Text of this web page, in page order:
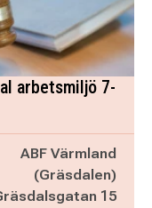
arbetsmiljö 7-
ABF Värmland
(Gräsdalen)
15